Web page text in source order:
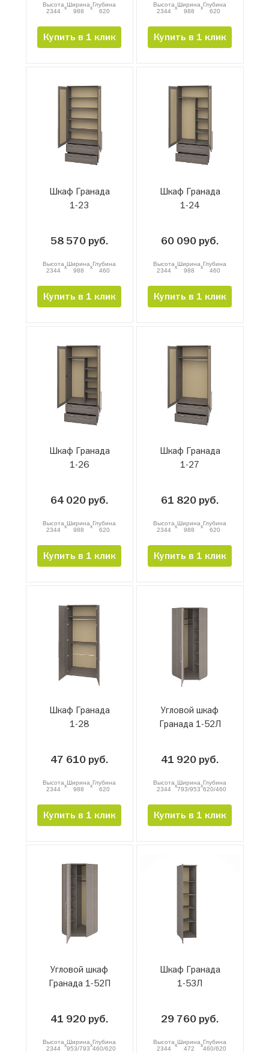
Высота
2344
xШирина
988
xГлубина
620
Купить в 1 клик
Высота
2344
xШирина
988
xГлубина
620
Купить в 1 клик
Шкаф Гранада
1-23
58 570 руб.
Высота
2344
xШирина
988
xГлубина
460
Купить в 1 клик
Шкаф Гранада
1-24
60 090 руб.
Высота
2344
xШирина
988
xГлубина
460
Купить в 1 клик
Шкаф Гранада
1-26
64 020 руб.
Высота
2344
xШирина
988
xГлубина
620
Купить в 1 клик
Шкаф Гранада
1-27
61 820 руб.
Высота
2344
xШирина
988
xГлубина
620
Купить в 1 клик
Шкаф Гранада
1-28
47 610 руб.
Высота
2344
xШирина
988
xГлубина
620
Купить в 1 клик
Угловой шкаф
Гранада 1-52Л
41 920 руб.
Высота
2344
xШирина
793/953xГлубина
620/460
Купить в 1 клик
Угловой шкаф
Гранада 1-52П
41 920 руб.
Высота
2344
xШирина
953/793xГлубина
460/620
Шкаф Гранада
1-53Л
29 760 руб.
Высота
2344
xШирина
472
xГлубина
460/620